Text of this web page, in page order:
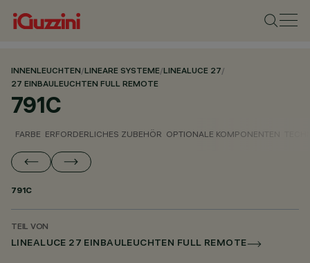
INNENLEUCHTEN/LINEARE SYSTEME/LINEALUCE 27/
27 EINBAULEUCHTEN FULL REMOTE
791C
FARBE ERFORDERLICHES ZUBEHÖR OPTIONALE KOMPONENTEN
791C
TEIL VON
LINEALUCE 27 EINBAULEUCHTEN FULL REMOTE